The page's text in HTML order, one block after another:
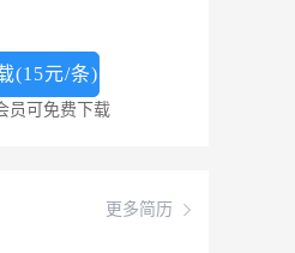
(15元/条)
员可免费下载
更多简历